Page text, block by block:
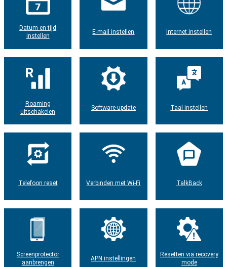
Datum en tijd
instellen
E-mail instellen Internet instellen
Roaming
uitschakelen
Software-update Taal instellen
Telefoon reset Verbinden met Wi-Fi TalkBack
Screenprotector
aanbrengen
APN instellingen
Resetten via recovery
mode